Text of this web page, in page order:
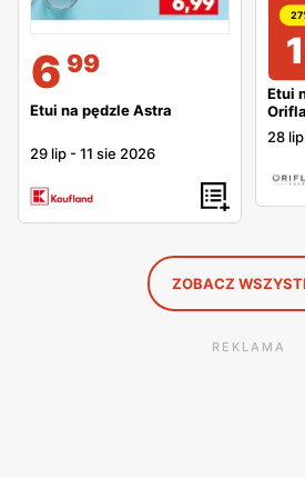
6 99
Etui na pędzle Astra
29 lip -11 sie 2026
Etui
28 lip
ZOBACZ
REKLAMA